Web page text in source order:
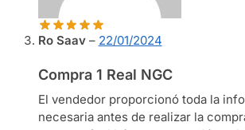
Ro Saav – 22/01/2024
Compra 1 Real NGC
El vendedor proporcionó toda la
necesaria antes de realizar la